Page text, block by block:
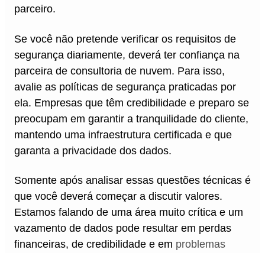
parceiro.
Se você não pretende verificar os requisitos de
segurança diariamente, deverá ter confiança na
parceira de consultoria de nuvem. Para isso,
avalie as políticas de segurança praticadas por
ela. Empresas que têm credibilidade e preparo se
preocupam em garantir a tranquilidade do cliente,
mantendo uma infraestrutura certificada e que
garanta a privacidade dos dados.
Somente após analisar essas questões técnicas é
que você deverá começar a discutir valores.
Estamos falando de uma área muito crítica e um
vazamento de dados pode resultar em perdas
financeiras, de credibilidade e em problemas